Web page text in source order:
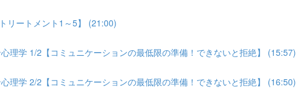
リートメント1～5】 (21:00)
理学 1/2【コミュニケーションの最低限の準備！できないと拒絶】 (15:57)
理学 2/2【コミュニケーションの最低限の準備！できないと拒絶】 (16:50)